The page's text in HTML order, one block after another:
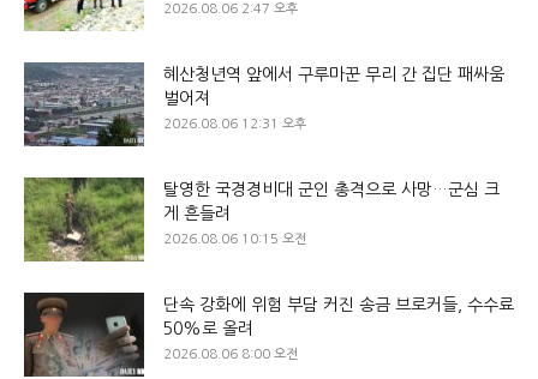
2026.08.06 2:47 오후
혜산청년역 앞에서 구루마꾼 무리 간 집단 패싸움
벌어져
2026.08.06 12:31 오후
탈영한 국경경비대 군인 총격으로 사망…군심 크
게 흔들려
2026.08.06 10:15 오전
단속 강화에 위험 부담 커진 송금 브로커들, 수수료
50%로 올려
2026.08.06 8:00 오전